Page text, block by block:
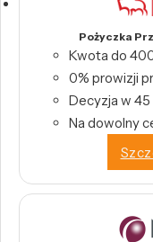
Pożyczka
Kwota do
0% prowizji
Decyzja w
Na dowolny